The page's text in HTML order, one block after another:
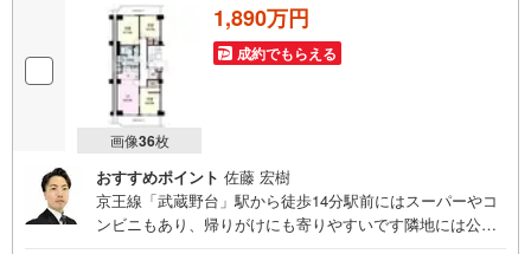
画像36枚
1,890万円
成約でもらえる
おすすめポイント 佐藤 宏樹
京王線「武蔵野台」駅から徒歩14分駅前にはスーパーやコ
ンビニもあり、帰りがけにも寄りやすいです隣地には公園